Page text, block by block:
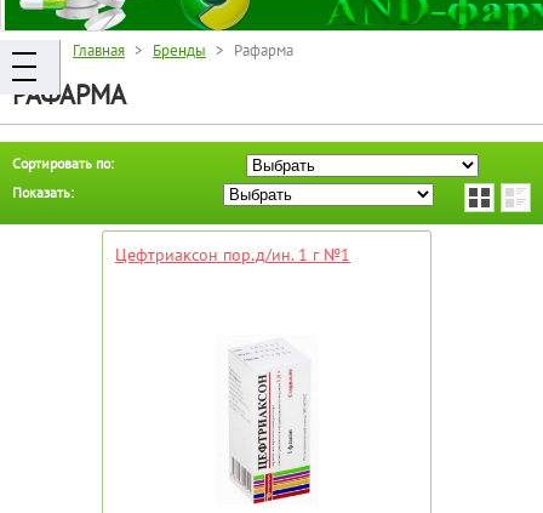
Главная > Бренды > Рафарма
РАФАРМА
Сортировать по:
Показать:
Цефтриаксон пор.д/ин. 1 г №1